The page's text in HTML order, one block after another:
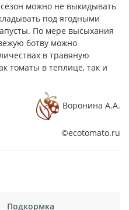
можно не выкидывать
под ягодными
По мере высыхания
ботву можно
в травяную
томаты в теплице, так и
Воронина А.А.
©ecotomato.ru
Подкормка